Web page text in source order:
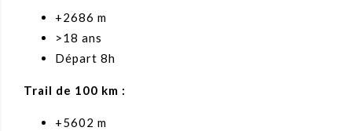
+2686 m
>18 ans
Départ 8h
Trail de 100 km :
+5602 m